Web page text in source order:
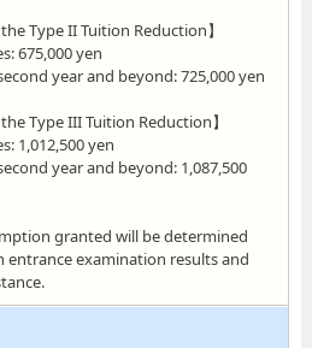
Type II Tuition Reduction】
675,000 yen
year and beyond: 725,000 yen
Type III Tuition Reduction】
1,012,500 yen
year and beyond: 1,087,500
granted will be determined
entrance examination results and